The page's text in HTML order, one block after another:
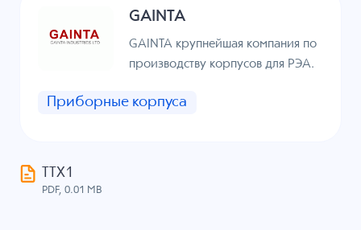
GAINTA
GAINTA крупнейшая компания по
производству корпусов для РЭА.
Приборные корпуса
ТТХ1
PDF, 0.01 MB